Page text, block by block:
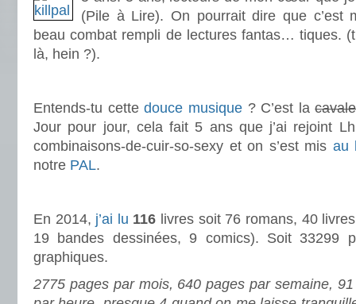
(Pile à Lire). On pourrait dire que c’est
beau combat rempli de lectures fantas… tiques.
là, hein ?).
Entends-tu cettedouce musique? C’est la
Jour pour jour, cela fait 5 ans que j’ai rejoint
combinaisons-de-cuir-so-sexy et on s’est mis au
notre PAL.
En 2014, j’ai lu 116 livres soit 76 romans, 40
19 bandes dessinées, 9 comics). Soit 33299
graphiques.
2775 pages par mois, 640 pages par semaine,